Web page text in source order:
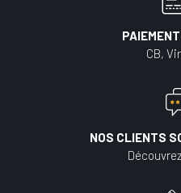
CB,
NOS CLIENTS